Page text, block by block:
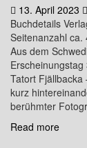
13. April 2023
Buchdetails
Seitenanzahl ca.
Aus dem
Tatort
kurz
berühmter
Read more